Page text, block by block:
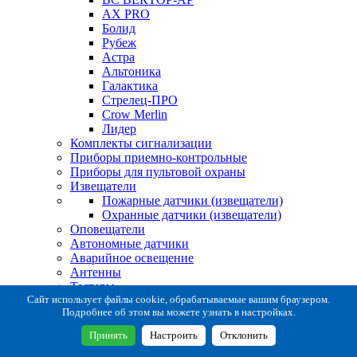
AX PRO
Болид
Рубеж
Астра
Альтоника
Галактика
Стрелец-ПРО
Crow Merlin
Лидер
Комплекты сигнализации
Приборы приемно-контрольные
Приборы для пультовой охраны
Извещатели
Пожарные датчики (извещатели)
Охранные датчики (извещатели)
Оповещатели
Автономные датчики
Аварийное освещение
Антенны
Тестеры
Система сбора извещений
Расходные и монтажные материалы
Коробки коммутационные
Кронштейны для извещателей
Сайт использует файлы cookie, обрабатываемые вашим браузером.
Подробнее об этом вы можете узнать в настройках.
Принять Настроить Отклонить